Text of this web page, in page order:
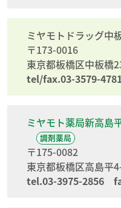
ミヤモトドラッグ中
〒173-0016
東京都板橋区中板橋
tel/fax.03-3579-
ミヤモト薬局新高島
調剤薬局
〒175-0082
東京都板橋区高島平
tel.03-3975-2856